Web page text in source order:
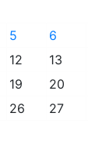
5 6
12 13
19 20
26 27